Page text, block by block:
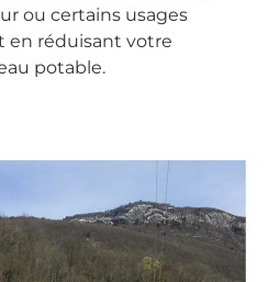
ou certains usages
en réduisant votre
potable.